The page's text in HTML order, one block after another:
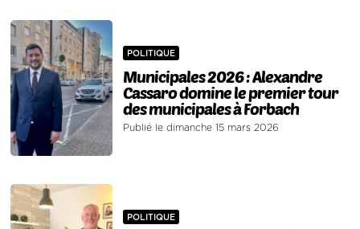
POLITIQUE
Municipales 2026 : Alexandre
Cassaro domine le premier tour
des municipales à Forbach
Publié le dimanche 15 mars 2026
POLITIQUE